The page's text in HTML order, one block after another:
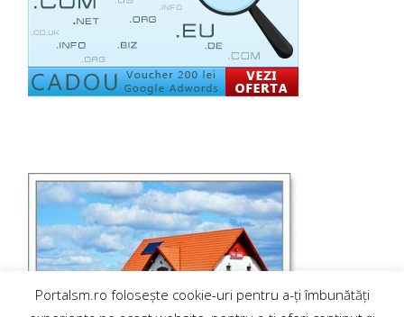
Portalsm.ro folosește cookie-uri pentru a-ți îmbunătăți